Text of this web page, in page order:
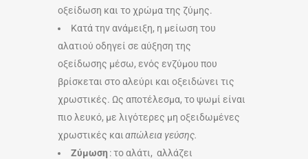
οξείδωση και το χρώμα της ζύμης.
Κατά την ανάμειξη, η μείωση του
αλατιού οδηγεί σε αύξηση της
οξείδωσης μέσω, ενός ενζύμου που
βρίσκεται στο αλεύρι και οξειδώνει τις
χρωστικές. Ως αποτέλεσμα, το ψωμί είναι
πιο λευκό, με λιγότερες μη οξειδωμένες
χρωστικές και απώλεια γεύσης.
Ζύμωση : το αλάτι, αλλάζει